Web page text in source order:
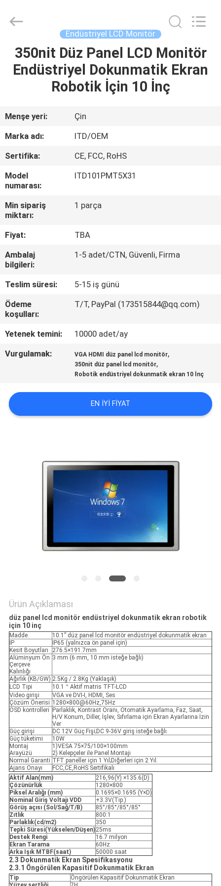
EV
VIDEOLAR
HAKKIMIZDA
TURU
KALITE
KONTROL
BIZE
ULAŞIN
BIR
TEKLIF
SITE
HARITASI
POLICY
Equipment
Reserved.
Endüstriyel LCD Monitör
350nit Düz Panel LCD Monitör
Endüstriyel Dokunmatik Ekran
Robotik İçin 10 İnç
Menşe yeri:
Çin
Marka adı:
ITD/OEM
Sertifika:
CE, FCC, RoHS
Model
numarası:
ITD101PMT5X31
Min sipariş
miktarı:
1 parça
Fiyat:
TBA
Ambalaj
bilgileri:
1-5 adet/CTN, Güvenli, Firma
Teslim süresi:
5-15 iş günü
Ödeme
koşulları:
T/T, PayPal (173515844@qq.com)
Yetenek temini:
10000 adet/ay
Vurgulamak:
VGA HDMI düz panel lcd monitör,
350nit düz panel lcd monitör,
Robotik endüstriyel dokunmatik ekran 10 İnç
EN IYI FIYAT
Ürün Açıklaması
düz panel lcd monitör endüstriyel dokunmatik ekran robotik
için 10 inç
Madde
10.1” düz panel lcd monitör endüstriyel dokunmatik ekran
IP
IP65 (yalnızca ön panel için)
Kesit Boyutları
276.5×191.7mm
Alüminyum Ön
Çerçeve
Kalınlığı
3 mm (6 mm, 10 mm isteğe bağlı)
Ağırlık (KB/GW) 2.5Kg / 2.8Kg (Yaklaşık)
LCD Tipi
10.1＂Aktif matris TFT-LCD
Video girişi
VGA ve DVI-I, HDMI, Ses
Çözüm Önerisi 1280×800@60Hz,75Hz
OSD kontrolleri
Parlaklık, Kontrast Oranı, Otomatik Ayarlama, Faz, Saat,
H/V Konum, Diller, İşlev, Sıfırlama için Ekran Ayarlarına İzin
Ver
Güç girişi
DC 12V Güç Fişi;DC 9-36V giriş isteğe bağlı
Güç tüketimi
10W
Montaj
Arayüzü
1)VESA 75×75/100×100mm
2) Kelepçeler ile Panel Montajı
Normal Garanti TFT paneller için 1 Yıl;Diğerleri için 2 Yıl.
Ajans Onayı
FCC,CE,RoHS Sertifikalı
Aktif Alan(mm)
216,96(Y) ×135.6(D)
Çözünürlük
1280×800
Piksel Aralığı (mm)
0.1695×0.1695 (Y×D)
Nominal Giriş Voltajı VDD
+3.3V(Tip.)
Görüş açısı (Sol/Sağ/T/B)
85°/85°/85°/85°
Zıtlık
800:1
Parlaklık(cd/m2)
350
Tepki Süresi(Yükselen/Düşen)25ms
Destek Rengi
16.7 milyon
Ekran Tarama
60Hz
Arka Işık MTBF(saat)
50000 saat
2.3 Dokunmatik Ekran Spesifikasyonu
2.3.1 Öngörülen Kapasitif Dokunmatik Ekran
Tip
Öngörülen Kapasitif Dokunmatik Ekran